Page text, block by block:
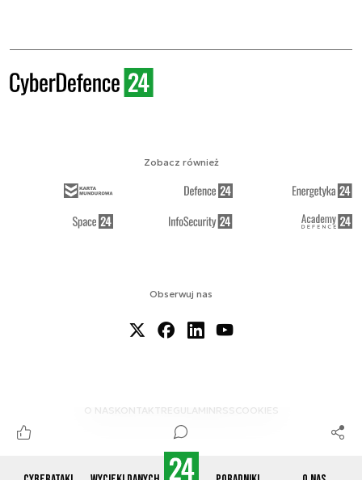
Obserwuj nas
O NAS KONTAKTREGULAMINRSS COOKIES
Zobacz również